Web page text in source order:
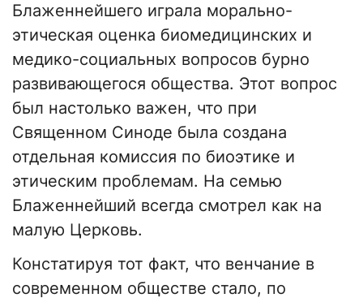
Блаженнейшего играла морально-
этическая оценка биомедицинских и
медико-социальных вопросов бурно
развивающегося общества. Этот вопрос
был настолько важен, что при
Священном Синоде была создана
отдельная комиссия по биоэтике и
этическим проблемам. На семью
Блаженнейший всегда смотрел как на
малую Церковь.
Констатируя тот факт, что венчание в
современном обществе стало, по